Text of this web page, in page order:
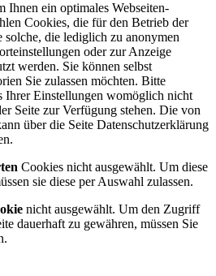
Ihnen ein optimales Webseiten-
Cookies, die für den Betrieb der
die lediglich zu anonymen
oder zur Anzeige
werden. Sie können selbst
Sie zulassen möchten. Bitte
Ihrer Einstellungen womöglich nicht
Seite zur Verfügung stehen. Die von
über die Seite Datenschutzerklärung
Cookies nicht ausgewählt. Um diese
sie diese per Auswahl zulassen.
nicht ausgewählt. Um den Zugriff
dauerhaft zu gewähren, müssen Sie